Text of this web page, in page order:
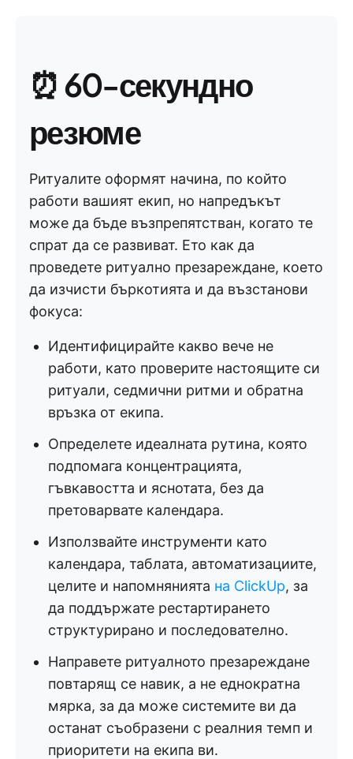
⏰ 60-секундно
резюме
Ритуалите оформят начина, по който
работи вашият екип, но напредъкът
може да бъде възпрепятстван, когато те
спрат да се развиват. Ето как да
проведете ритуално презареждане, което
да изчисти бъркотията и да възстанови
фокуса:
Идентифицирайте какво вече не
работи, като проверите настоящите си
ритуали, седмични ритми и обратна
връзка от екипа.
Определете идеалната рутина, която
подпомага концентрацията,
гъвкавостта и яснотата, без да
претоварвате календара.
Използвайте инструменти като
календара, таблата, автоматизациите,
целите и напомнянията на ClickUp, за
да поддържате рестартирането
структурирано и последователно.
Направете ритуалното презареждане
повтарящ се навик, а не еднократна
мярка, за да може системите ви да
останат съобразени с реалния темп и
приоритети на екипа ви.